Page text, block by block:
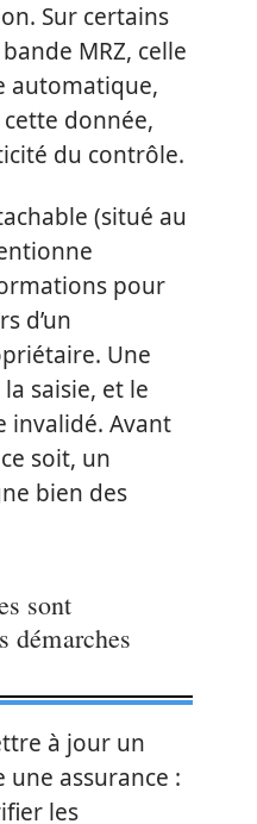
Sur certains
MRZ, celle
automatique,
donnée,
du contrôle.
(situé au
pour
d’un
Une
saisie, et le
invalidé. Avant
soit, un
bien des
sont
démarches
à jour un
une assurance :
les